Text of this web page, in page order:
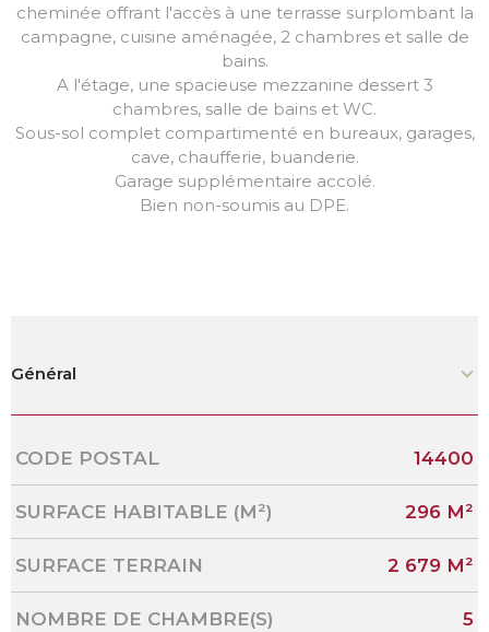
cheminée offrant l'accès à une terrasse surplombant la
campagne, cuisine aménagée, 2 chambres et salle de
bains.
A l'étage, une spacieuse mezzanine dessert 3
chambres, salle de bains et WC.
Sous-sol complet compartimenté en bureaux, garages,
cave, chaufferie, buanderie.
Garage supplémentaire accolé.
Bien non-soumis au DPE.
Général
Caractérisque Valeurs
CODE POSTAL 14400
SURFACE HABITABLE (M²) 296 M²
SURFACE TERRAIN 2 679 M²
NOMBRE DE CHAMBRE(S) 5